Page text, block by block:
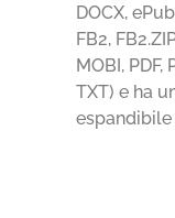
DOCX,
FB2,
MOBI, PDF,
TXT) e ha
espandibile